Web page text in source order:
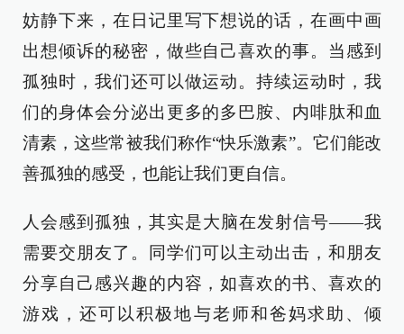
妨静下来，在日记里写下想说的话，在画中画
出想倾诉的秘密，做些自己喜欢的事。当感到
孤独时，我们还可以做运动。持续运动时，我
们的身体会分泌出更多的多巴胺、内啡肽和血
清素，这些常被我们称作“快乐激素”。它们能改
善孤独的感受，也能让我们更自信。
人会感到孤独，其实是大脑在发射信号——我
需要交朋友了。同学们可以主动出击，和朋友
分享自己感兴趣的内容，如喜欢的书、喜欢的
游戏，还可以积极地与老师和爸妈求助、倾